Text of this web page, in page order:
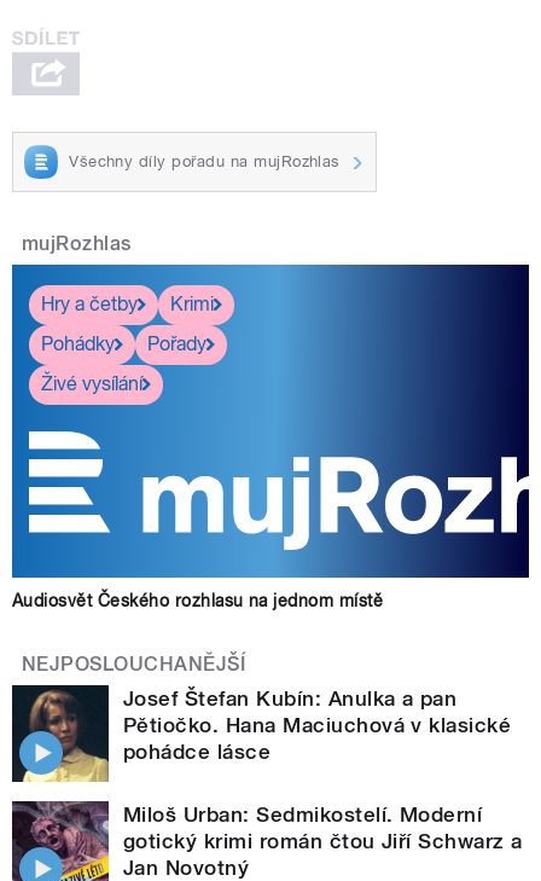
Všechny díly pořadu na mujRozhlas
mujRozhlas
Hry a četby
Krimi
Pohádky
Pořady
Živé vysílání
Audiosvět Českého rozhlasu na jednom místě
NEJPOSLOUCHANĚJŠÍ
Josef Štefan Kubín: Anulka a pan
Pětiočko. Hana Maciuchová v klasické
pohádce lásce
Miloš Urban: Sedmikostelí. Moderní
gotický krimi román čtou Jiří Schwarz a
Jan Novotný